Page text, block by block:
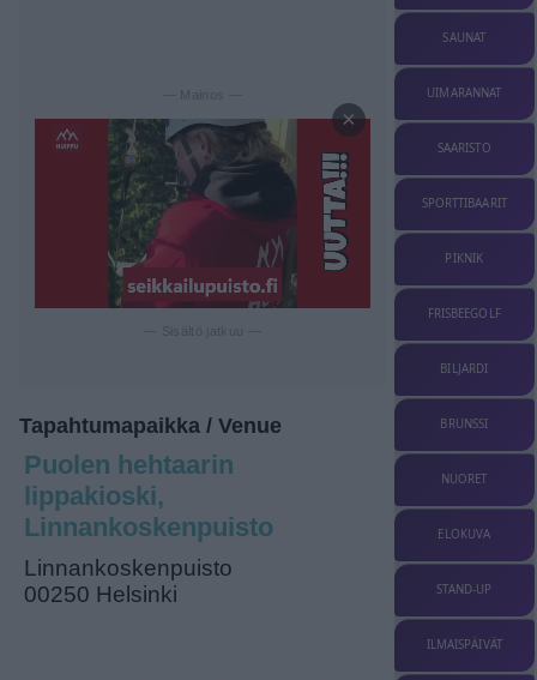
— Mainos —
×
Tapahtumapaikka / Venue
Puolen hehtaarin
lippakioski,
Linnankoskenpuisto
Linnankoskenpuisto
00250 Helsinki
SAUNAT
UIMARANNAT
SAARISTO
SPORTTIBAARIT
PIKNIK
FRISBEEGOLF
BILJARDI
BRUNSSI
NUORET
ELOKUVA
STAND-UP
ILMAISPÄIVÄT